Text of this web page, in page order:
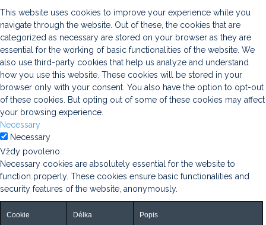
This website uses cookies to improve your experience while you
navigate through the website. Out of these, the cookies that are
categorized as necessary are stored on your browser as they are
essential for the working of basic functionalities of the website. We
also use third-party cookies that help us analyze and understand
how you use this website. These cookies will be stored in your
browser only with your consent. You also have the option to opt-out
of these cookies. But opting out of some of these cookies may affect
your browsing experience.
Necessary
Necessary
Vždy povoleno
Necessary cookies are absolutely essential for the website to
function properly. These cookies ensure basic functionalities and
security features of the website, anonymously.
Cookie Délka Popis